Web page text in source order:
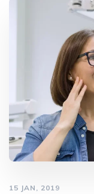
15 JAN, 2019